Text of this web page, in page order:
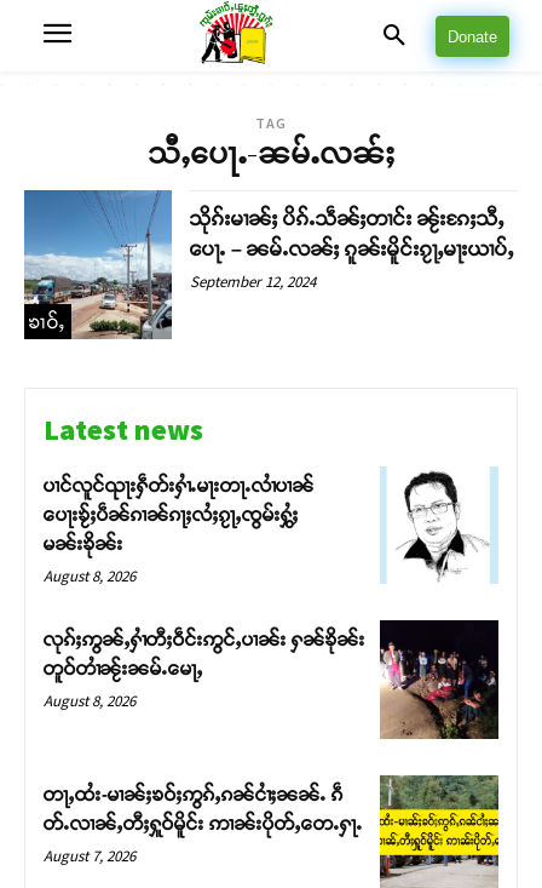
Donate
TAG
သီႇပေႃႉ-ၼမ်ႉလၼ်ႈ
ၶၢဝ်ႇ
သိုၵ်းမၢၼ်ႈ ပိၵ်ႉသဵၼ်ႈတၢင်း ၼႂ်းၵႄႈသီႇ
ပေႃႉ – ၼမ်ႉလၼ်ႈ ၵူၼ်းမိူင်းၵႂႃႇမႃးယၢပ်ႇ
September 12, 2024
Latest news
ပၢင်လူင်ၺႃးႁဵတ်းႁၢႆႉမႃးတႃႉလၢႆပၢၼ် ​​
ပေႃးၶႂ်ႈပဵၼ်ၵၢၼ်ၵႃႈလႆႈၵႂႃႇၸွမ်းႁွႆႈ
မၼ်းၶိုၼ်း
August 8, 2026
လုၵ်ႈဢွၼ်ႇႁၢႆတီႈဝဵင်းဢွင်ႇပၢၼ်း ႁၼ်ၶိုၼ်း
တူဝ်တၢႆၼႂ်းၼမ်ႉမေႃႇ
August 8, 2026
တႃႇထႆး-မၢၼ်ႈၶဝ်ႈဢွၵ်ႇၵၼ်ငၢႆႈၼၼ်ႉ ၵဵ
တ်ႉလၢၼ်ႇတီႈႁူဝ်မိူင်း ဢၢၼ်းပိုတ်ႇတေႉႁႃႉ
August 7, 2026